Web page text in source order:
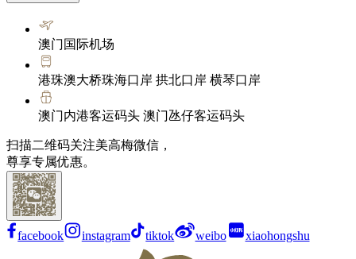
澳门国际机场
港珠澳大桥珠海口岸 拱北口岸 横琴口岸
澳门内港客运码头 澳门氹仔客运码头
扫描二维码关注美高梅微信，
尊享专属优惠。
facebook instagram tiktok weibo xiaohongshu